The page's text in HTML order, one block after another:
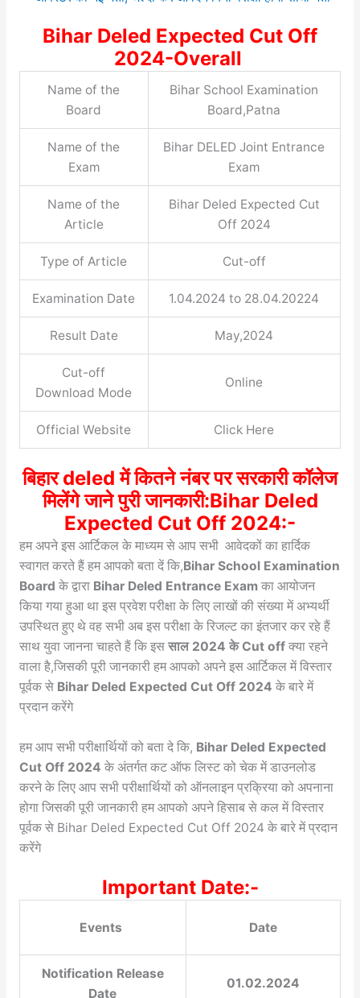
Bihar Deled Expected Cut Off
2024-Overall
Name of the
Board
Bihar School Examination
Board,Patna
Name of the
Exam
Bihar DELED Joint Entrance
Exam
Name of the
Article
Bihar Deled Expected Cut
Off 2024
Type of Article Cut-off
Examination Date 1.04.2024 to 28.04.20224
Result Date May,2024
Cut-off
Download Mode
Online
Official Website Click Here
बिहार deled में कितने नंबर पर सरकारी कॉलेज
मिलेंगे जाने पुरी जानकारी:Bihar Deled
Expected Cut Off 2024:-
हम अपने इस आर्टिकल के माध्यम से आप सभी आवेदकों का हार्दिक
स्वागत करते हैं हम आपको बता दें कि,Bihar School Examination
Board के द्वारा Bihar Deled Entrance Examका आयोजन
किया गया हुआ था इस प्रवेश परीक्षा के लिए लाखों की संख्या में अभ्यर्थी
उपस्थित हुए थे वह सभी अब इस परीक्षा के रिजल्ट का इंतजार कर रहे हैं
साथ युवा जानना चाहते हैं कि इस साल 2024 के Cut offक्या रहने
वाला है,जिसकी पूरी जानकारी हम आपको अपने इस आर्टिकल में विस्तार
पूर्वक से Bihar Deled Expected Cut Off 2024 के बारे में
प्रदान करेंगे
हम आप सभी परीक्षार्थियों को बता दे कि, Bihar Deled Expected
Cut Off 2024 के अंतर्गत कट ऑफ लिस्ट को चेक में डाउनलोड
करने के लिए आप सभी परीक्षार्थियों को ऑनलाइन प्रक्रिया को अपनाना
होगा जिसकी पूरी जानकारी हम आपको अपने हिसाब से कल में विस्तार
पूर्वक से Bihar Deled Expected Cut Off 2024 के बारे में प्रदान
करेंगे
Important Date:-
Events Date
Notification Release
Date
01.02.2024